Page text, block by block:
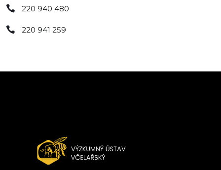
220 940 480
220 941 259